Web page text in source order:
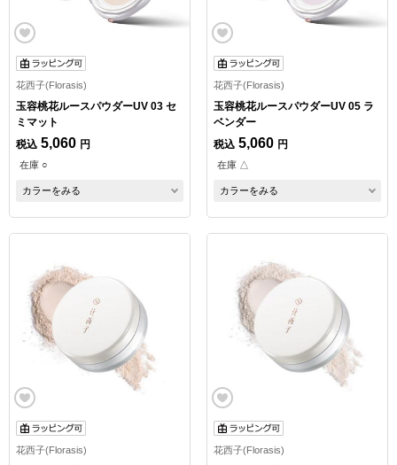
花西子(Florasis)
玉容桃花ルースパウダーUV 03 セ
ミマット
税込 5,060 円
在庫 ○
カラーをみる
花西子(Florasis)
玉容桃花ルースパウダーUV 05 ラ
ベンダー
税込 5,060 円
在庫 △
カラーをみる
花西子(Florasis) 花西子(Florasis)